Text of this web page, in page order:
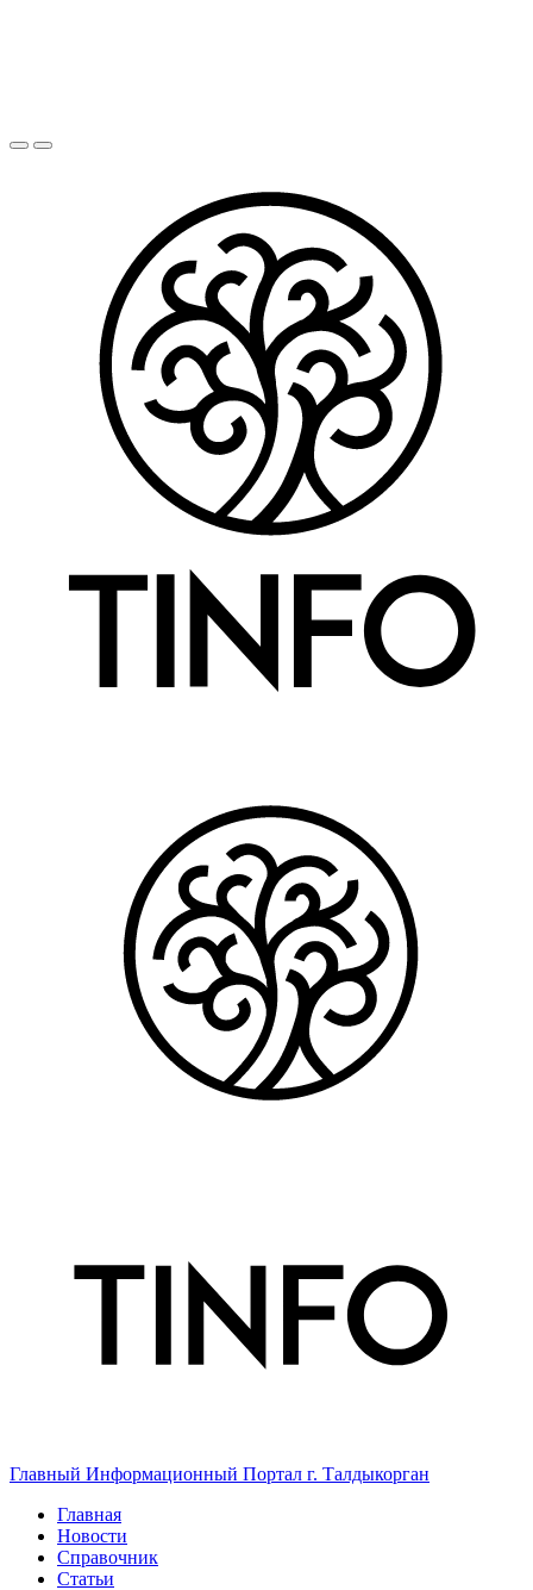
Главный Информационный Портал г. Талдыкорган
Главная
Новости
Справочник
Статьи